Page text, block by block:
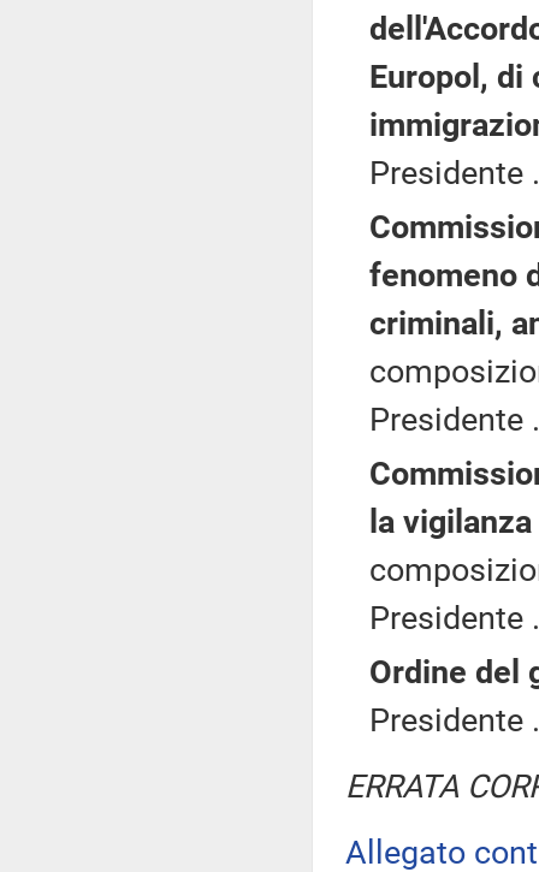
Europol, di
Presidente
fenomeno
criminali,
Presidente
la
Presidente
Ordine del
Presidente
ERRATA
Allegato